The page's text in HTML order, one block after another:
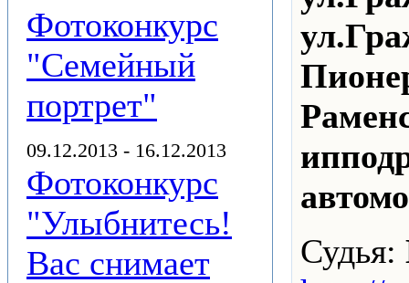
Фотоконкурс
"Семейный
портрет"
09.12.2013 - 16.12.2013
Фотоконкурс
"Улыбнитесь!
Вас снимает
Судья: